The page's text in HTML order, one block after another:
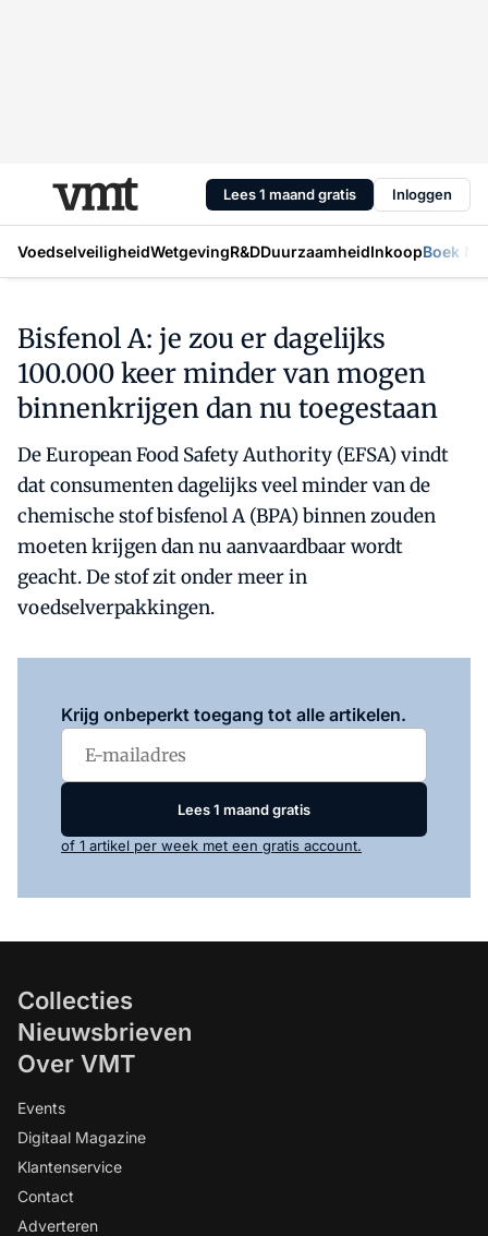
Lees 1 maand gratis Inloggen
VoedselveiligheidWetgevingR&DDuurzaamheidInkoopBoek
Bisfenol A: je zou er dagelijks
100.000 keer minder van mogen
binnenkrijgen dan nu toegestaan
De European Food Safety Authority (EFSA) vindt
dat consumenten dagelijks veel minder van de
chemische stof bisfenol A (BPA) binnen zouden
moeten krijgen dan nu aanvaardbaar wordt
geacht. De stof zit onder meer in
voedselverpakkingen.
Krijg onbeperkt toegang tot alle artikelen.
Lees 1 maand gratis
of 1 artikel per week met een gratis account.
Collecties
Nieuwsbrieven
Over VMT
Events
Digitaal Magazine
Klantenservice
Contact
Adverteren